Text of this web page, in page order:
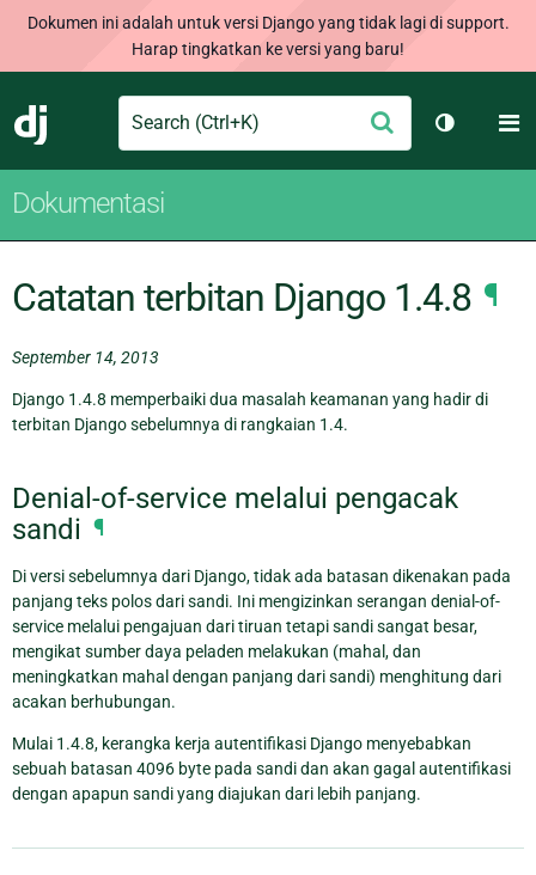
Dokumen ini adalah untuk versi Django yang tidak lagi di support.
Harap tingkatkan ke versi yang baru!
Django
Search Ajukan
Ganti
Dokumentasi
Catatan terbitan Django 1.4.8 ¶
September 14, 2013
Django 1.4.8 memperbaiki dua masalah keamanan yang hadir di
terbitan Django sebelumnya di rangkaian 1.4.
Denial-of-service melalui pengacak
sandi ¶
Di versi sebelumnya dari Django, tidak ada batasan dikenakan pada
panjang teks polos dari sandi. Ini mengizinkan serangan denial-of-
service melalui pengajuan dari tiruan tetapi sandi sangat besar,
mengikat sumber daya peladen melakukan (mahal, dan
meningkatkan mahal dengan panjang dari sandi) menghitung dari
acakan berhubungan.
Mulai 1.4.8, kerangka kerja autentifikasi Django menyebabkan
sebuah batasan 4096 byte pada sandi dan akan gagal autentifikasi
dengan apapun sandi yang diajukan dari lebih panjang.